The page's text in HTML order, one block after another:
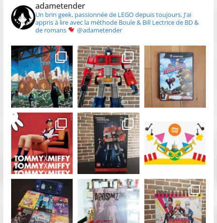
adametender
Un brin geek, passionnée de LEGO depuis toujours.J'ai
appris à lire avec la méthode Boule & Bill Lectrice de BD &
de romans
@adametender